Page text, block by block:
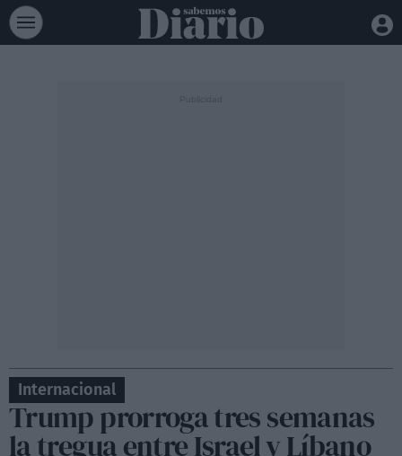
Internacional
Trump prorroga tres semanas
la tregua entre Israel y Líbano